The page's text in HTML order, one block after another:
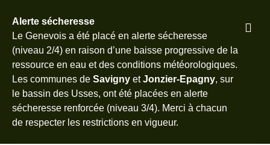
Alerte sécheresse
Le Genevois a été placé en alerte sécheresse
(niveau 2/4) en raison d’une baisse progressive de la
ressource en eau et des conditions météorologiques.
Les communes de Savigny etJonzier-Epagny, sur
le bassin des Usses, ont été placées en alerte
sécheresse renforcée (niveau 3/4). Merci à chacun
de respecter les restrictions en vigueur.